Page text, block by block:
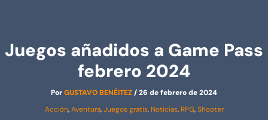
Juegos añadidos a Game Pass
febrero 2024
PorGUSTAVO BENÉITEZ/26 de febrero de 2024
Acción,Aventura,Juegos gratis, Noticias, RPG,Shooter